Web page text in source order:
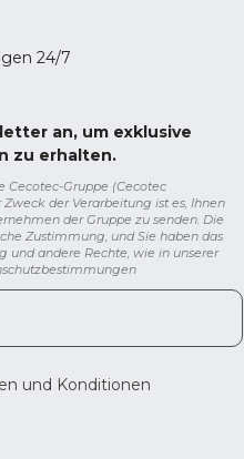
24/7
an, um exklusive
zu erhalten.
Cecotec-Gruppe (Cecotec
Zweck der Verarbeitung ist es, Ihnen
der Gruppe zu senden. Die
Zustimmung, und Sie haben das
und andere Rechte, wie in unserer
und Konditionen